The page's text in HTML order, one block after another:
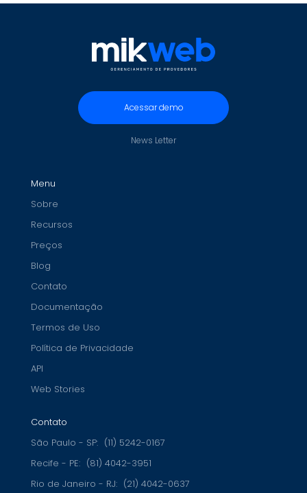
Acessar demo
News Letter
Menu
Sobre
Recursos
Preços
Blog
Contato
Documentação
Termos de Uso
Política de Privacidade
API
Web Stories
Contato
São Paulo - SP: (11) 5242-0167
Recife - PE: (81) 4042-3951
Rio de Janeiro - RJ: (21) 4042-0637